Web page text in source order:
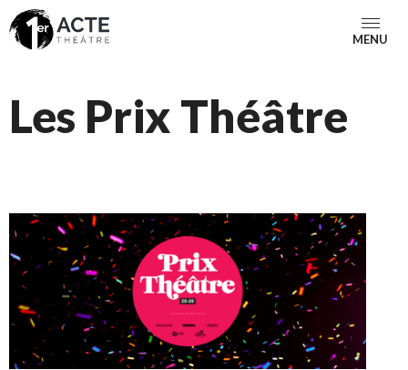
MENU
Les Prix Théâtre